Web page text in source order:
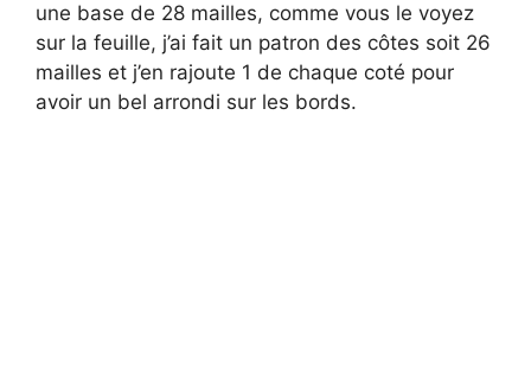
une base de 28 mailles, comme vous le voyez
sur la feuille, j’ai fait un patron des côtes soit 26
mailles et j’en rajoute 1 de chaque coté pour
avoir un bel arrondi sur les bords.